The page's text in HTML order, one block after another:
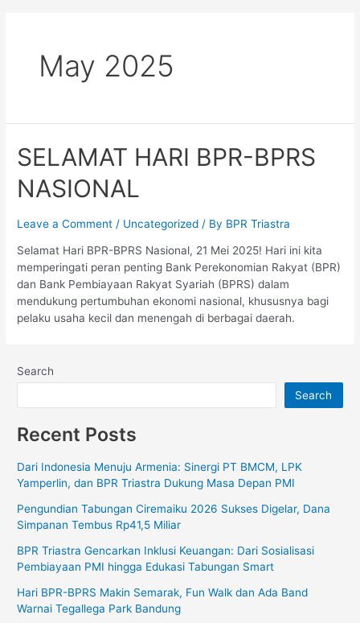
May 2025
SELAMAT HARI BPR-BPRS
NASIONAL
Leave a Comment / Uncategorized / By BPR Triastra
Selamat Hari BPR-BPRS Nasional, 21 Mei 2025! Hari ini kita
memperingati peran penting Bank Perekonomian Rakyat (BPR)
dan Bank Pembiayaan Rakyat Syariah (BPRS) dalam
mendukung pertumbuhan ekonomi nasional, khususnya bagi
pelaku usaha kecil dan menengah di berbagai daerah.
Search
Search
Recent Posts
Dari Indonesia Menuju Armenia: Sinergi PT BMCM, LPK
Yamperlin, dan BPR Triastra Dukung Masa Depan PMI
Pengundian Tabungan Ciremaiku 2026 Sukses Digelar, Dana
Simpanan Tembus Rp41,5 Miliar
BPR Triastra Gencarkan Inklusi Keuangan: Dari Sosialisasi
Pembiayaan PMI hingga Edukasi Tabungan Smart
Hari BPR-BPRS Makin Semarak, Fun Walk dan Ada Band
Warnai Tegallega Park Bandung